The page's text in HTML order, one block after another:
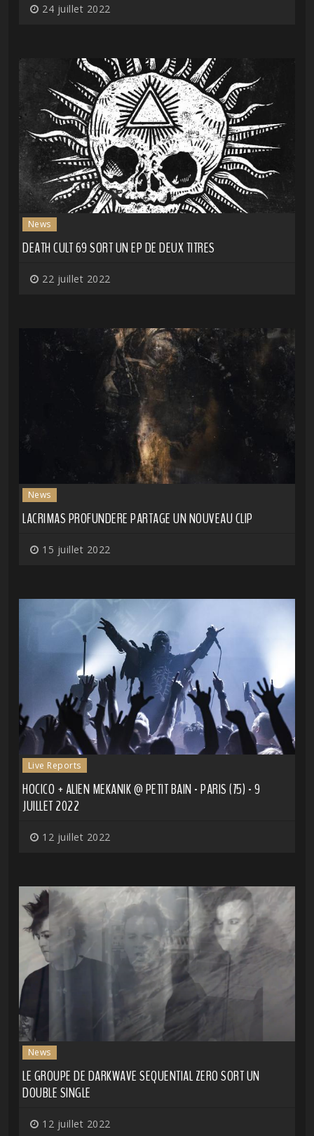
24 juillet 2022
News
DEATH CULT 69 SORT UN EP DE DEUX TITRES
22 juillet 2022
News
LACRIMAS PROFUNDERE PARTAGE UN NOUVEAU CLIP
15 juillet 2022
Live Reports
HOCICO + ALIEN MEKANIK @ PETIT BAIN - PARIS (75) - 9
JUILLET 2022
12 juillet 2022
News
LE GROUPE DE DARKWAVE SEQUENTIAL ZERO SORT UN
DOUBLE SINGLE
12 juillet 2022